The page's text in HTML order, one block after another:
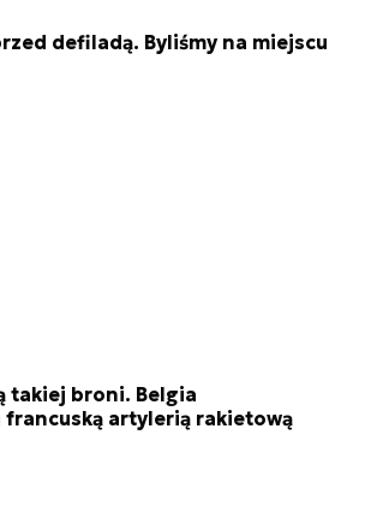
defiladą. Byliśmy na miejscu
takiej broni. Belgia
artylerią rakietową